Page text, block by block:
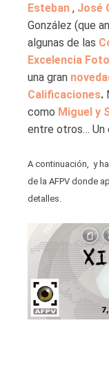
Esteban , José
González (que
algunas de las
Excelencia
una gran
Calificaciones.
como Miguel y
entre otros… Un
A continuación, y
de la AFPV donde
detalles.